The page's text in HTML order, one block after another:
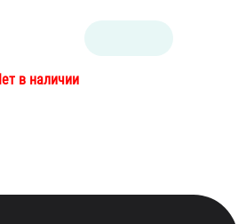
в наличии